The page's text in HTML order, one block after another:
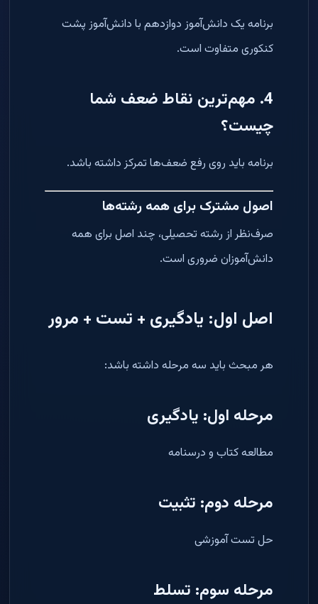
برنامه یک دانش‌آموز دوازدهم با دانش‌آموز پشت
کنکوری متفاوت است.
4. مهم‌ترین نقاط ضعف شما
چیست؟
برنامه باید روی رفع ضعف‌ها تمرکز داشته باشد.
اصول مشترک برای همه رشته‌ها
صرف‌نظر از رشته تحصیلی، چند اصل برای همه
دانش‌آموزان ضروری است.
اصل اول: یادگیری + تست + مرور
هر مبحث باید سه مرحله داشته باشد:
مرحله اول: یادگیری
مطالعه کتاب و درسنامه
مرحله دوم: تثبیت
حل تست آموزشی
مرحله سوم: تسلط